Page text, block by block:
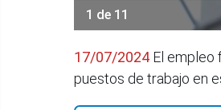
1 de 11
17/07/2024 El empleo
puestos de trabajo en